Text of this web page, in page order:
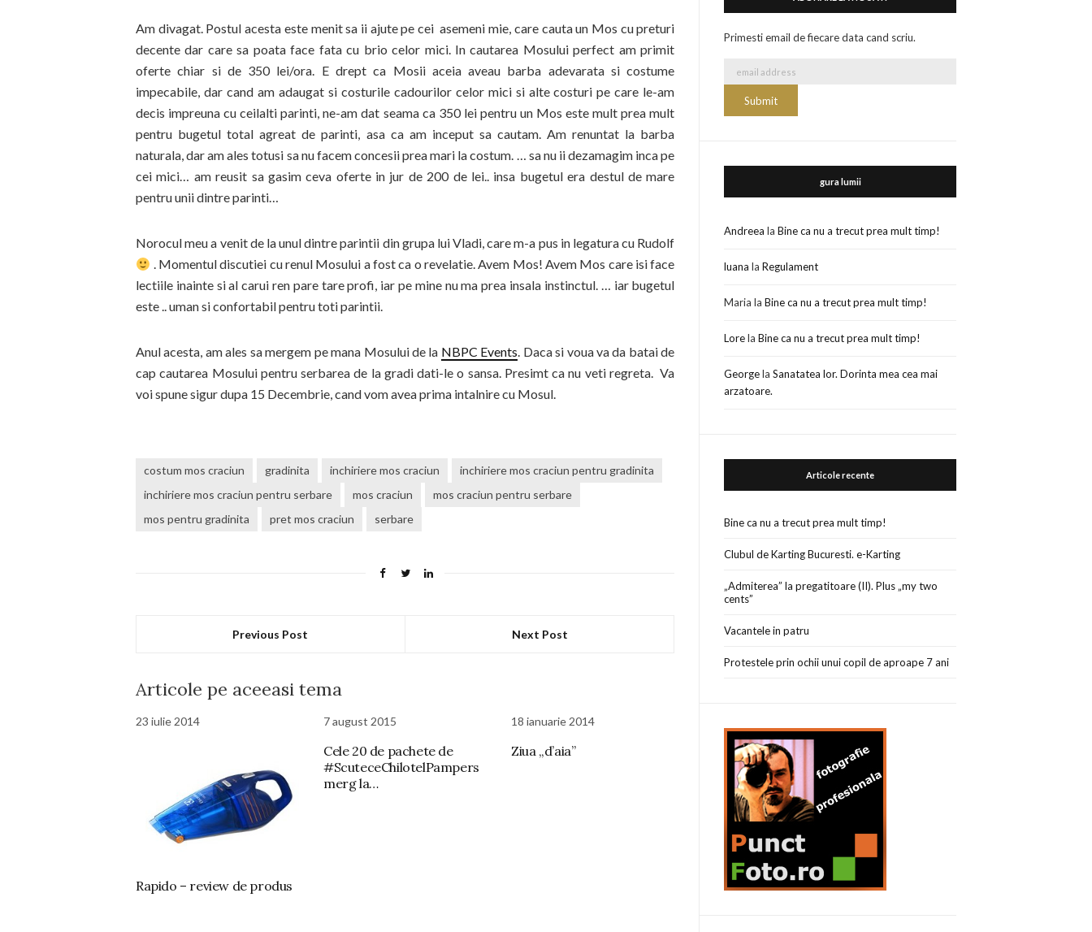
Am divagat. Postul acesta este menit sa ii ajute pe cei asemeni mie, care cauta un Mos cu preturi
decente dar care sa poata face fata cu brio celor mici. In cautarea Mosului perfect am primit
oferte chiar si de 350 lei/ora. E drept ca Mosii aceia aveau barba adevarata si costume
impecabile, dar cand am adaugat si costurile cadourilor celor mici si alte costuri pe care le-am
decis impreuna cu ceilalti parinti, ne-am dat seama ca 350 lei pentru un Mos este mult prea mult
pentru bugetul total agreat de parinti, asa ca am inceput sa cautam. Am renuntat la barba
naturala, dar am ales totusi sa nu facem concesii prea mari la costum. … sa nu ii dezamagim inca pe
cei mici… am reusit sa gasim ceva oferte in jur de 200 de lei.. insa bugetul era destul de mare
pentru unii dintre parinti…
Norocul meu a venit de la unul dintre parintii din grupa lui Vladi, care m-a pus in legatura cu Rudolf
. Momentul discutiei cu renul Mosului a fost ca o revelatie. Avem Mos! Avem Mos care isi face
lectiile inainte si al carui ren pare tare profi, iar pe mine nu ma prea insala instinctul. … iar bugetul
este .. uman si confortabil pentru toti parintii.
Anul acesta, am ales sa mergem pe mana Mosului de la NBPC Events. Daca si voua va da batai de
cap cautarea Mosului pentru serbarea de la gradi dati-le o sansa. Presimt ca nu veti regreta. Va
voi spune sigur dupa 15 Decembrie, cand vom avea prima intalnire cu Mosul.
costum mos craciun gradinita inchiriere mos craciun
inchiriere mos craciun pentru gradinita
inchiriere mos craciun pentru serbare
mos craciun
mos craciun pentru serbare
mos pentru gradinita
pret mos craciun serbare
Previous Post Next Post
Articole pe aceeasi tema
23 iulie 2014
Rapido – review de produs
7 august 2015
Cele 20 de pachete de
#ScuteceChilotelPampers
merg la…
18 ianuarie 2014
Ziua „d’aia”
Primesti email de fiecare data cand scriu.
gura lumii
Andreea laBine ca nu a trecut prea mult timp!
luana laRegulament
Maria laBine ca nu a trecut prea mult timp!
LorelaBine ca nu a trecut prea mult timp!
GeorgelaSanatatea lor. Dorinta mea cea mai
arzatoare.
Articole recente
Bine ca nu a trecut prea mult timp!
Clubul de Karting Bucuresti. e-Karting
„Admiterea” la pregatitoare (II). Plus „my two
cents”
Vacantele in patru
Protestele prin ochii unui copil de aproape 7 ani